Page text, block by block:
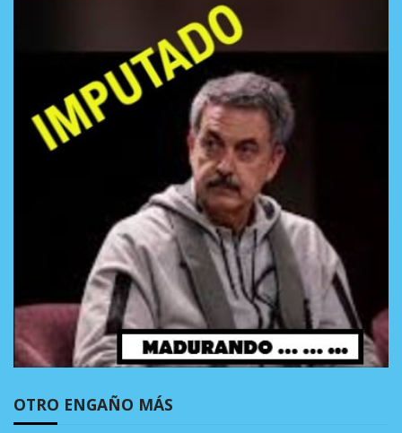
OTRO ENGAÑO MÁS